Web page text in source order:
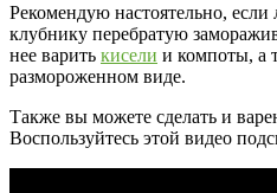
Рекомендую настоятельно, если
клубнику перебратую
нее варить кисели и компоты, а
размороженном виде.
Также вы можете сделать и
Воспользуйтесь этой видео